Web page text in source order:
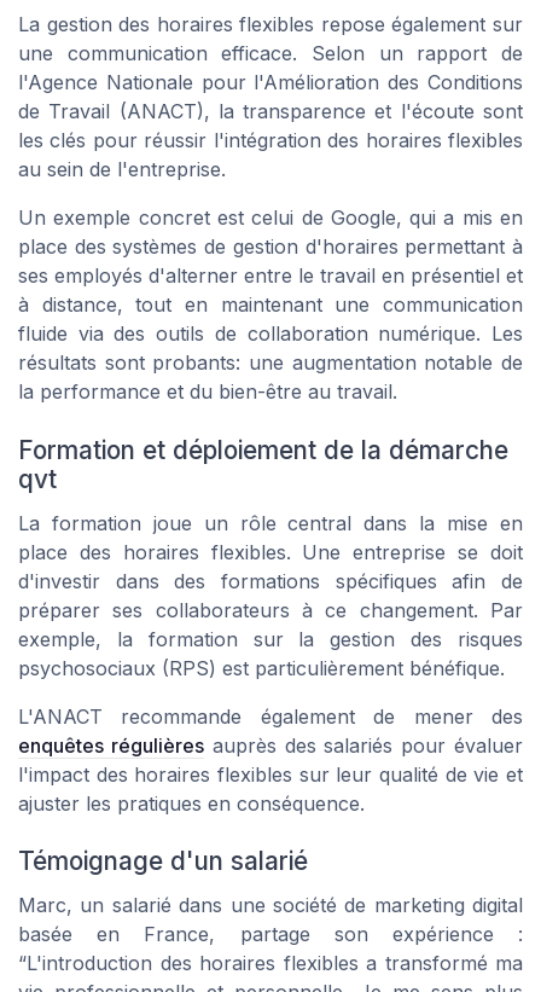
La gestion des horaires flexibles repose également sur
une communication efficace. Selon un rapport de
l'Agence Nationale pour l'Amélioration des Conditions
de Travail (ANACT), la transparence et l'écoute sont
les clés pour réussir l'intégration des horaires flexibles
au sein de l'entreprise.
Un exemple concret est celui de Google, qui a mis en
place des systèmes de gestion d'horaires permettant à
ses employés d'alterner entre le travail en présentiel et
à distance, tout en maintenant une communication
fluide via des outils de collaboration numérique. Les
résultats sont probants: une augmentation notable de
la performance et du bien-être au travail.
Formation et déploiement de la démarche
qvt
La formation joue un rôle central dans la mise en
place des horaires flexibles. Une entreprise se doit
d'investir dans des formations spécifiques afin de
préparer ses collaborateurs à ce changement. Par
exemple, la formation sur la gestion des risques
psychosociaux (RPS) est particulièrement bénéfique.
L'ANACT recommande également de mener des
enquêtes régulièresauprès des salariés pour évaluer
l'impact des horaires flexibles sur leur qualité de vie et
ajuster les pratiques en conséquence.
Témoignage d'un salarié
Marc, un salarié dans une société de marketing digital
basée en France, partage son expérience :
“L'introduction des horaires flexibles a transformé ma